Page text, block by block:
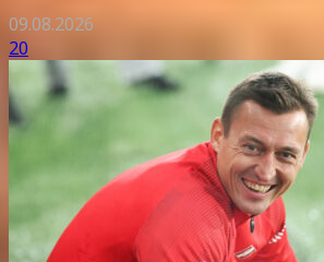
09.08.2026
20